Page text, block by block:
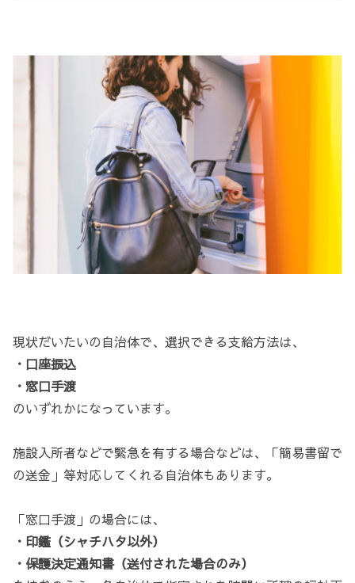
現状だいたいの自治体で、選択できる支給方法は、
・口座振込
・窓口手渡
のいずれかになっています。
施設入所者などで緊急を有する場合などは、「簡易書留で
の送金」等対応してくれる自治体もあります。
「窓口手渡」の場合には、
・印鑑（シャチハタ以外）
・保護決定通知書（送付された場合のみ）